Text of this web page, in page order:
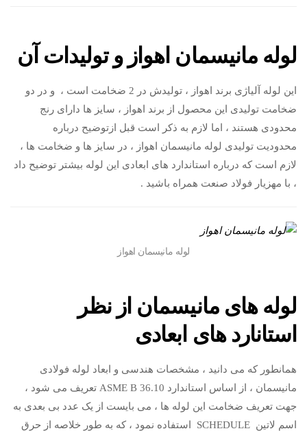
لوله مانیسمان اهواز و تولیدات آن
این لوله آلیاژی برند اهواز ، تولیدش در 2 ضخامت است ، و در دو
ضخامت تولیدی این محصول از برند اهواز ، سایز ها دارای رنج
محدودی هستند ، اما لازم به ذکر است قبل ازتوضیح درباره
محدودیت تولیدی لوله مانیسمان اهواز ، در سایز ها و ضخامت ها ،
لازم است که درباره استاندارد های ابعادی این لوله بیشتر توضیح داد
، با مهزیار فولاد صنعت همراه باشید .
لوله مانیسمان اهواز
لوله های مانیسمان از نظر
استانارد های ابعادی
همانطور که می دانید ، مشخصات هندسی و ابعاد لوله فولادی
مانیسمان ، از اساس استاندارد ASME B 36.10 تعریف می شود ،
جهت تعریف ضخامت این لوله ها ، می بایست از یک عدد بی بعدی به
اسم لاتین SCHEDULE استفاده نمود ، که به طور خلاصه از حرق